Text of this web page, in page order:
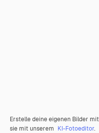
Erstelle deine eigenen Bilder
sie mit unserem KI-Fotoeditor.